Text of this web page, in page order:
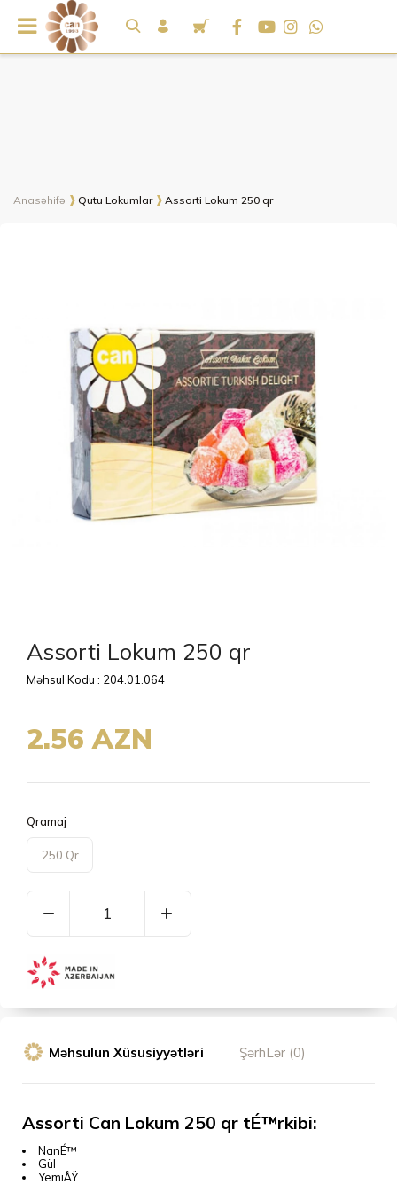
Anasəhifə Qutu Lokumlar Assorti Lokum 250 qr
Assorti Lokum 250 qr
Məhsul Kodu : 204.01.064
2.56 AZN
Qramaj
250 Qr
Məhsulun Xüsusiyyətləri ŞərhLər (0)
Assorti Can Lokum 250 qr tÉ™rkibi:
NanÉ™
Gül
YemiÅŸ